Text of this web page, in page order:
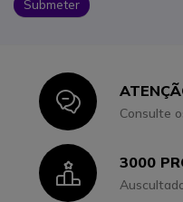
Submeter
IconConsulte
Icon3000